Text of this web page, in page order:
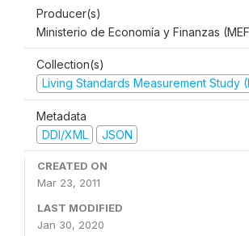
Producer(s)
Ministerio de Economía y Finanzas
Collection(s)
Living Standards Measurement Study
Metadata
DDI/XML
JSON
CREATED ON
Mar 23, 2011
LAST MODIFIED
Jan 30, 2020